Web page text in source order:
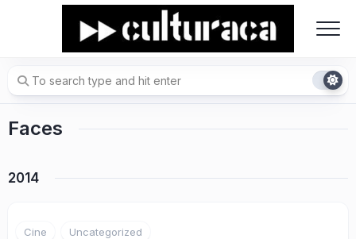
Faces
2014
Cine Uncategorized